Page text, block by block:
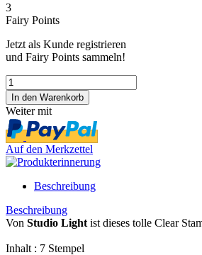
3
Fairy Points
Jetzt als Kunde registrieren
und Fairy Points sammeln!
Weiter mit
Auf den Merkzettel
Beschreibung
Beschreibung
Von Studio Light ist dieses tolle Clear
Inhalt : 7 Stempel